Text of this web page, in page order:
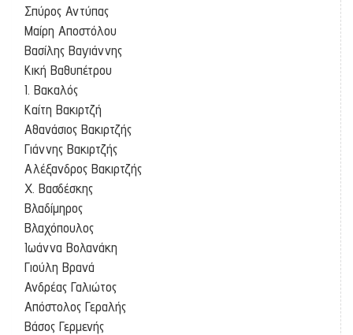
Σπύρος Αντύπας
Μαίρη Αποστόλου
Βασίλης Βαγιάννης
Κική Βαθυπέτρου
Ι. Βακαλός
Καίτη Βακιρτζή
Αθανάσιος Βακιρτζής
Γιάννης Βακιρτζής
Αλέξανδρος Βακιρτζής
Χ. Βασδέσκης
Βλαδίμηρος
Βλαχόπουλος
Ιωάννα Βολανάκη
Γιούλη Βρανά
Ανδρέας Γαλιώτος
Απόστολος Γεραλής
Βάσος Γερμενής